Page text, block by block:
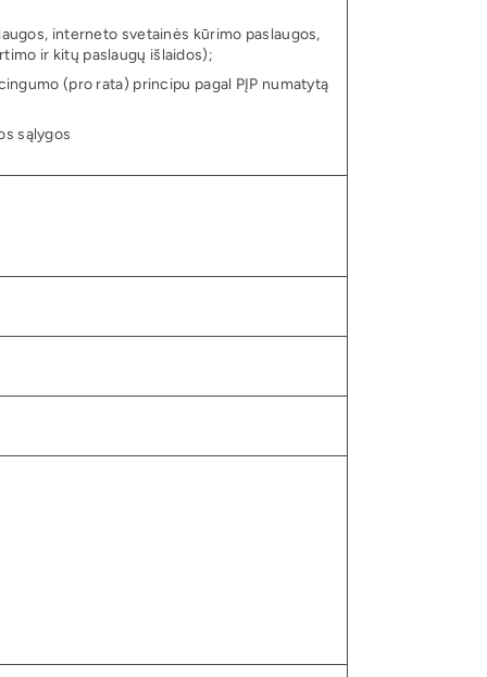
interneto svetainės kūrimo paslaugos,
ir kitų paslaugų išlaidos);
(pro rata) principu pagal PĮP numatytą
sąlygos